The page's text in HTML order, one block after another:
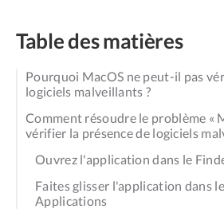
Table des matières
Pourquoi MacOS ne peut-il pas
logiciels malveillants ?
Comment résoudre le problème «
vérifier la présence de logiciels
Ouvrez l'application dans le
Faites glisser l'application dans
Applications